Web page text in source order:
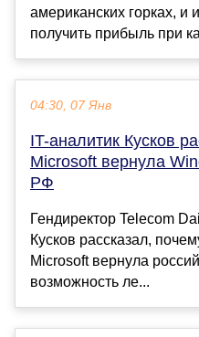
американских горках, и
получить прибыль при
04:30, 07 Янв
IT-аналитик Кусков
Microsoft вернула
РФ
Гендиректор Telecom
Кусков рассказал,
Microsoft вернула
возможность ле...